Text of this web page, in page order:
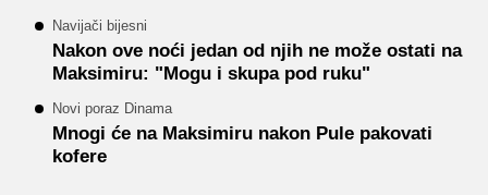
Navijači bijesni
Nakon ove noći jedan od njih ne može ostati na
Maksimiru: "Mogu i skupa pod ruku"
Novi poraz Dinama
Mnogi će na Maksimiru nakon Pule pakovati
kofere